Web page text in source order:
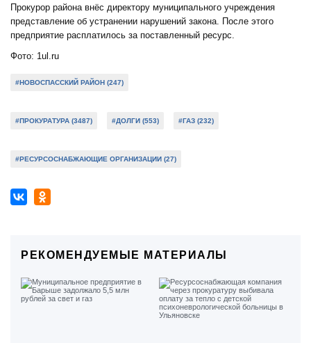
Прокурор района внёс директору муниципального учреждения
представление об устранении нарушений закона. После этого
предприятие расплатилось за поставленный ресурс.
Фото: 1ul.ru
#НОВОСПАССКИЙ РАЙОН (247)
#ПРОКУРАТУРА (3487) #ДОЛГИ (553) #ГАЗ (232)
#РЕСУРСОСНАБЖАЮЩИЕ ОРГАНИЗАЦИИ (27)
РЕКОМЕНДУЕМЫЕ МАТЕРИАЛЫ